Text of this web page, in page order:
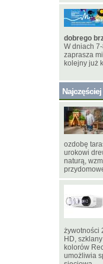
dobrego
W dniach
zaprasza
kolejny już
ozdobę
urokowi
naturą,
żywotności
HD,
kolorów
umożliwia